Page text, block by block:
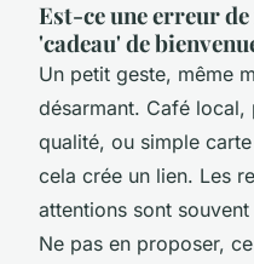
Est-ce une erreur
'cadeau' de
Un petit geste, même
désarmant. Café local,
qualité, ou simple
cela crée un lien. Les
attentions sont
Ne pas en proposer,